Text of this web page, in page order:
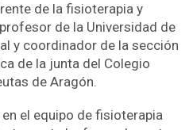
de la fisioterapia y
profesor de la Universidad de
y coordinador de la sección
de la junta del Colegio
de Aragón.
el equipo de fisioterapia